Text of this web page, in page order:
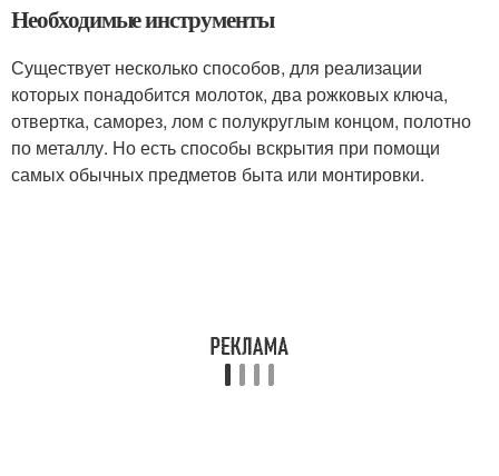
Необходимые инструменты
Существует несколько способов, для реализации
которых понадобится молоток, два рожковых ключа,
отвертка, саморез, лом с полукруглым концом, полотно
по металлу. Но есть способы вскрытия при помощи
самых обычных предметов быта или монтировки.